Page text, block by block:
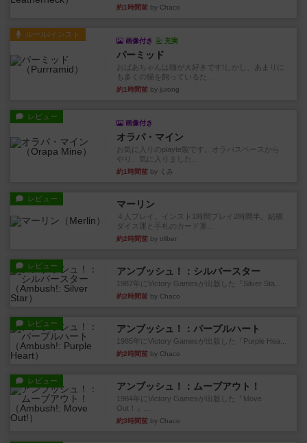
約1時間前 by Chaco
ルール/インスト
画像付き 充実
パーミッド
おばあちゃんは猫が大好きです!しかし、あまりに
も多くの猫を飼っているた...
約1時間前 by jurong
レビュー
画像付き
オラパ・マイン
お気に入りのplayte製です。オラパスペースから
やり、気に入りました...
約1時間前 by くみ
レビュー マーリン
４人プレイ。インスト1時間プレイ2時間半。結構
ダイス運と手札のカード運...
約2時間前 by oliber
レビュー アンブッシュ！：シルバースター
1987年にVictory Gamesが出版した『Silver Sta...
約2時間前 by Chaco
レビュー アンブッシュ！：パープルハート
1985年にVictory Gamesが出版した『Purple Hea...
約2時間前 by Chaco
レビュー アンブッシュ！：ムーブアウト！
1984年にVictory Gamesが出版した『Move
Out！』...
約3時間前 by Chaco